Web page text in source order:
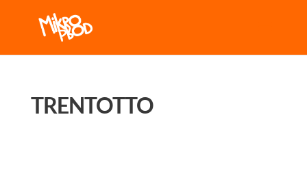
TRENTOTTO